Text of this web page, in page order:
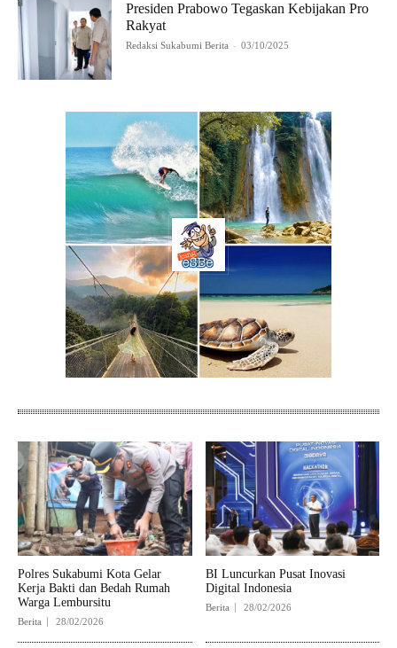
Presiden Prabowo Tegaskan Kebijakan Pro
Rakyat
Redaksi Sukabumi Berita - 03/10/2025
Polres Sukabumi Kota Gelar
Kerja Bakti dan Bedah Rumah
Warga Lembursitu
Berita 28/02/2026
BI Luncurkan Pusat Inovasi
Digital Indonesia
Berita 28/02/2026